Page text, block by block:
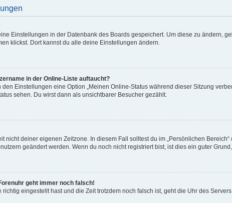
Einstellungen in der Datenbank des Boards gespeichert. Um diese zu ändern,
klickst. Dort kannst du alle deine Einstellungen ändern.
in der Online-Liste auftaucht?
Einstellungen eine Option „Meinen Online-Status während dieser Sitzung
sehen. Du wirst dann als unsichtbarer Besucher gezählt.
nicht deiner eigenen Zeitzone. In diesem Fall solltest du im „Persönlichen
geändert werden. Wenn du noch nicht registriert bist, ist dies ein guter Grund,
geht immer noch falsch!
eingestellt hast und die Zeit trotzdem noch falsch ist, geht die Uhr des